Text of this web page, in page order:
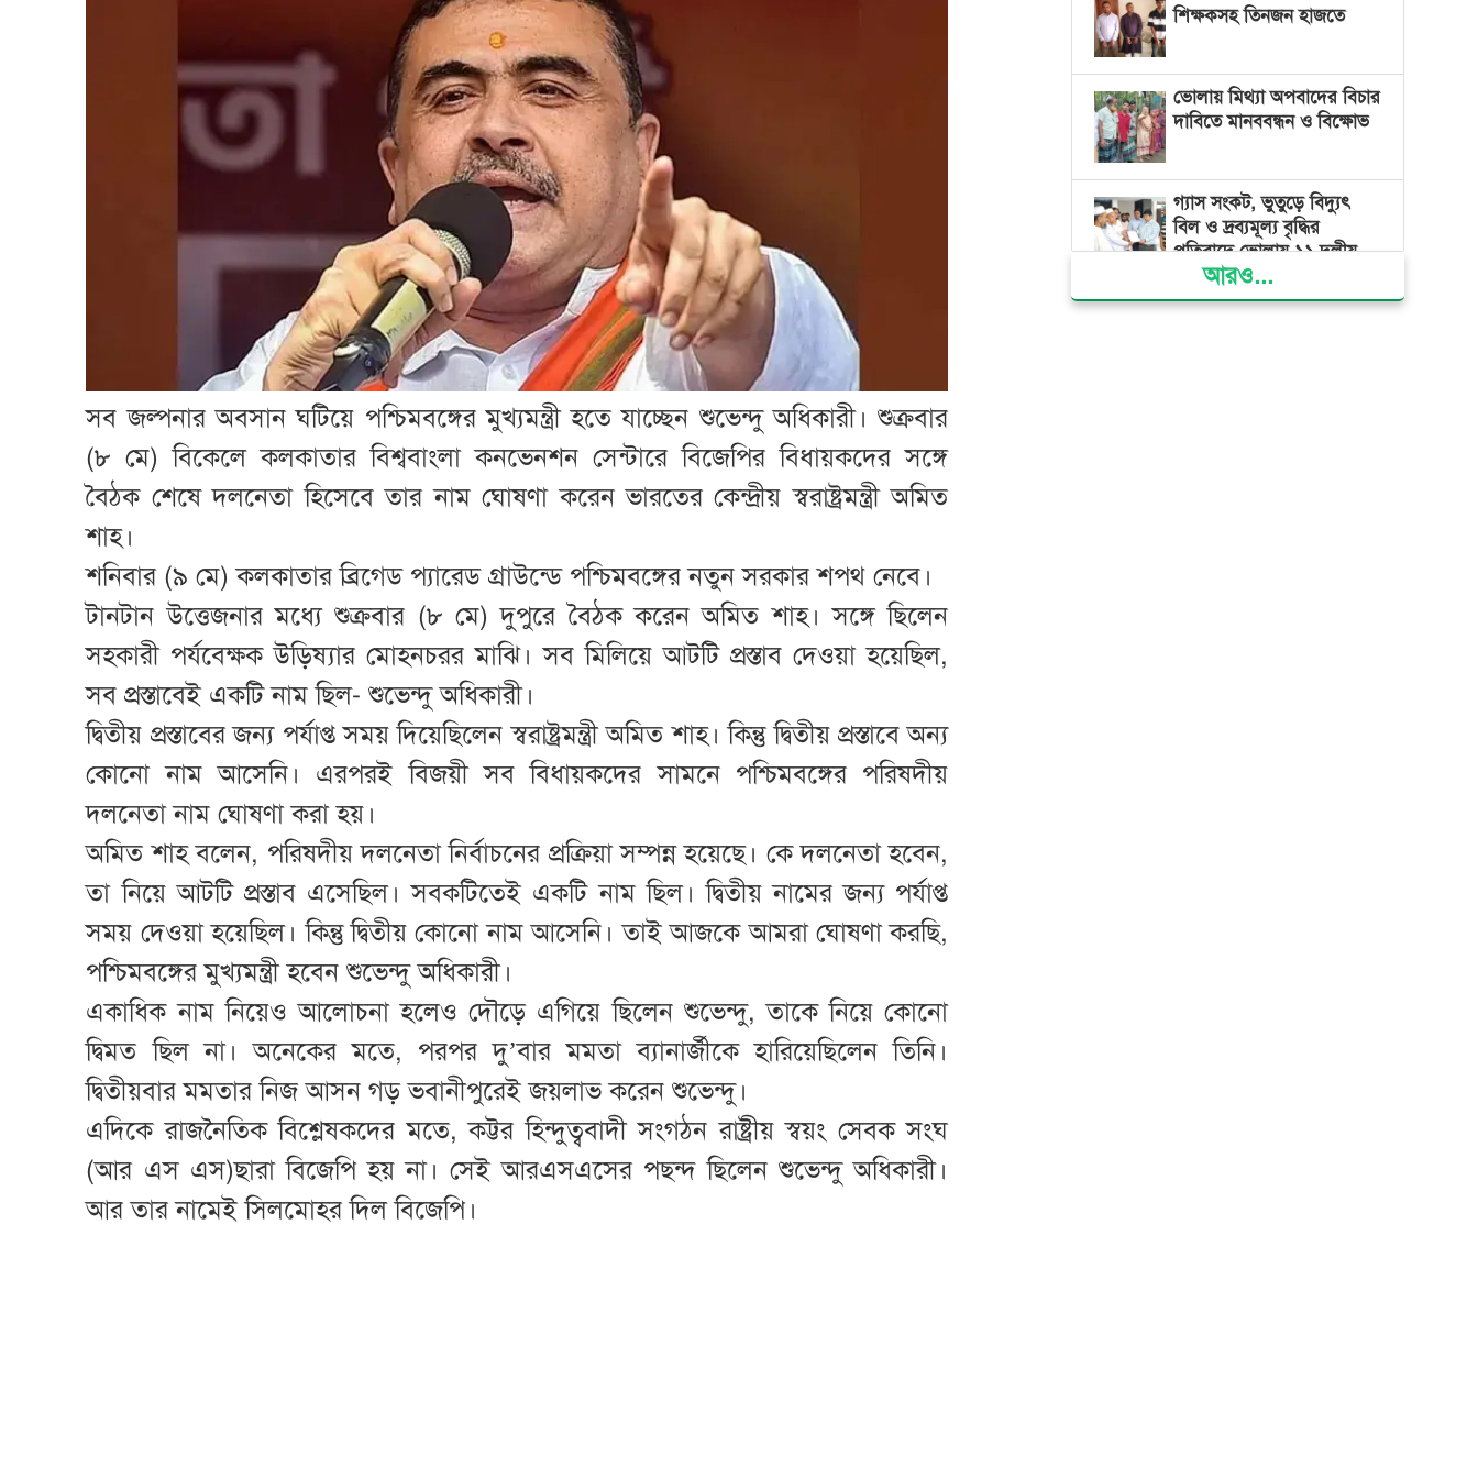
সব জল্পনার অবসান ঘটিয়ে পশ্চিমবঙ্গের মুখ্যমন্ত্রী হতে যাচ্ছেন শুভেন্দু অধিকারী। শুক্রবার
(৮ মে) বিকেলে কলকাতার বিশ্ববাংলা কনভেনশন সেন্টারে বিজেপির বিধায়কদের সঙ্গে
বৈঠক শেষে দলনেতা হিসেবে তার নাম ঘোষণা করেন ভারতের কেন্দ্রীয় স্বরাষ্ট্রমন্ত্রী অমিত
শাহ।
শনিবার (৯ মে) কলকাতার ব্রিগেড প্যারেড গ্রাউন্ডে পশ্চিমবঙ্গের নতুন সরকার শপথ নেবে।
টানটান উত্তেজনার মধ্যে শুক্রবার (৮ মে) দুপুরে বৈঠক করেন অমিত শাহ। সঙ্গে ছিলেন
সহকারী পর্যবেক্ষক উড়িষ্যার মোহনচরর মাঝি। সব মিলিয়ে আটটি প্রস্তাব দেওয়া হয়েছিল,
সব প্রস্তাবেই একটি নাম ছিল- শুভেন্দু অধিকারী।
দ্বিতীয় প্রস্তাবের জন্য পর্যাপ্ত সময় দিয়েছিলেন স্বরাষ্ট্রমন্ত্রী অমিত শাহ। কিন্তু দ্বিতীয় প্রস্তাবে অন্য
কোনো নাম আসেনি। এরপরই বিজয়ী সব বিধায়কদের সামনে পশ্চিমবঙ্গের পরিষদীয়
দলনেতা নাম ঘোষণা করা হয়।
অমিত শাহ বলেন, পরিষদীয় দলনেতা নির্বাচনের প্রক্রিয়া সম্পন্ন হয়েছে। কে দলনেতা হবেন,
তা নিয়ে আটটি প্রস্তাব এসেছিল। সবকটিতেই একটি নাম ছিল। দ্বিতীয় নামের জন্য পর্যাপ্ত
সময় দেওয়া হয়েছিল। কিন্তু দ্বিতীয় কোনো নাম আসেনি। তাই আজকে আমরা ঘোষণা করছি,
পশ্চিমবঙ্গের মুখ্যমন্ত্রী হবেন শুভেন্দু অধিকারী।
একাধিক নাম নিয়েও আলোচনা হলেও দৌড়ে এগিয়ে ছিলেন শুভেন্দু, তাকে নিয়ে কোনো
দ্বিমত ছিল না। অনেকের মতে, পরপর দু’বার মমতা ব্যানার্জীকে হারিয়েছিলেন তিনি।
দ্বিতীয়বার মমতার নিজ আসন গড় ভবানীপুরেই জয়লাভ করেন শুভেন্দু।
এদিকে রাজনৈতিক বিশ্লেষকদের মতে, কট্টর হিন্দুত্ববাদী সংগঠন রাষ্ট্রীয় স্বয়ং সেবক সংঘ
(আর এস এস)ছারা বিজেপি হয় না। সেই আরএসএসের পছন্দ ছিলেন শুভেন্দু অধিকারী।
আর তার নামেই সিলমোহর দিল বিজেপি।
শিক্ষকসহ তিনজন হাজতে
ভোলায় মিথ্যা অপবাদের বিচার
দাবিতে মানববন্ধন ও বিক্ষোভ
গ্যাস সংকট, ভুতুড়ে বিদ্যুৎ
বিল ও দ্রব্যমূল্য বৃদ্ধির
প্রতিবাদে ভোলায় ১১ দলীয়
ঐক্যের প্রধানমন্ত্রী বরাবর
স্মারকলিপি প্রদান
আরও...